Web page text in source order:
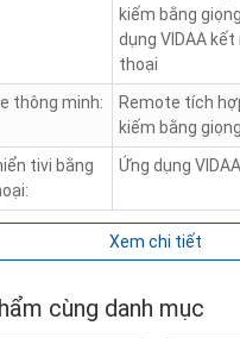
kiếm bằng
dụng VIDAA
thoại
thông minh:
Remote tích
kiếm bằng
tivi bằng
Ứng dụng VIDAA
Xem chi tiết
cùng danh mục